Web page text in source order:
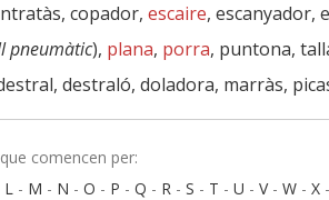
copador, escaire, escanyador,
pneumàtic), plana, porra, puntona,
destraló, doladora, marràs,
comencen per:
L - M - N - O - P - Q - R - S - T - U - V- W - X -